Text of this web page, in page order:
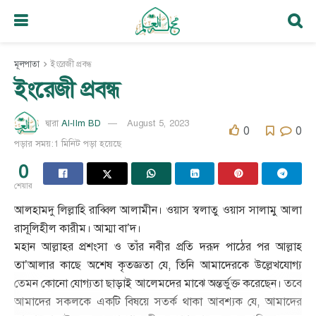
মূলপাতা ইংরেজী প্রবন্ধ
ইংরেজী প্রবন্ধ
দ্বারা Al-Ilm BD August 5, 2023
পড়ার সময়:1 মিনিট পড়া হয়েছে
0 0
0
শেয়ার
আলহামদু লিল্লাহি রাব্বিল আলামীন। ওয়াস স্বলাতু ওয়াস সালামু আলা
রাসূলিহীল কারীম। আম্মা বা’দ।
মহান আল্লাহর প্রশংসা ও তাঁর নবীর প্রতি দরূদ পাঠের পর আল্লাহ
তা’আলার কাছে অশেষ কৃতজ্ঞতা যে, তিনি আমাদেরকে উল্লেখযোগ্য
তেমন কোনো যোগ্যতা ছাড়াই আলেমদের মাঝে অন্তর্ভুক্ত করেছেন। তবে
আমাদের সকলকে একটি বিষয়ে সতর্ক থাকা আবশ্যক যে, আমাদের